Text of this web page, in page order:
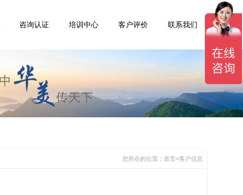
咨询认证 培训中心 客户评价 联系我们
您所在的位置： 首页>客户信息